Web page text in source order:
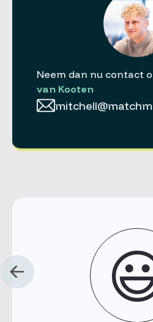
Neem dan nu contact
van Kooten